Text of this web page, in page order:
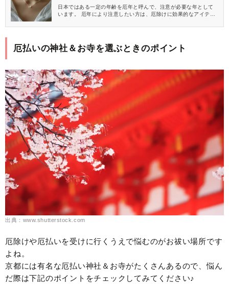
日本ではある一定の年齢を厄年と呼んで、注意が必要な年として
います。 厄年により注意したい方は、厄除けに効果的なアイテム
を遠ざけてくれそうな、幸運のモチーフや縁起が良いモチーフを
厄払いの神社＆お寺を選ぶときのポイント
出典：www.shutterstock.com
厄除けや厄払いを受けに行くうえで悩むのがお祓い場所です
よね。
京都には有名な厄払い神社＆お寺がたくさんあるので、悩ん
だ際は下記のポイントをチェックしてみてください♪